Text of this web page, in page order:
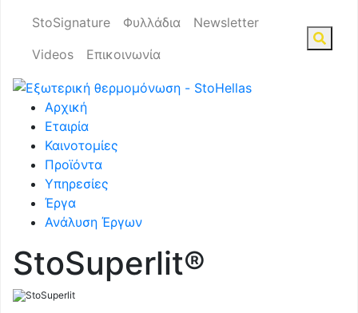
StoSignature Φυλλάδια
Newsletter
Videos
Επικοινωνία
Αρχική
Εταιρία
Καινοτομίες
Προϊόντα
Υπηρεσίες
Έργα
Ανάλυση Έργων
StoSuperlit®